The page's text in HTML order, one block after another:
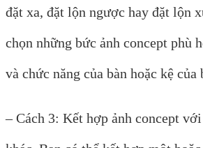
đặt xa, đặt lộn ngược hay đặt lộn
chọn những bức ảnh concept phù
và chức năng của bàn hoặc kệ của
– Cách 3: Kết hợp ảnh concept